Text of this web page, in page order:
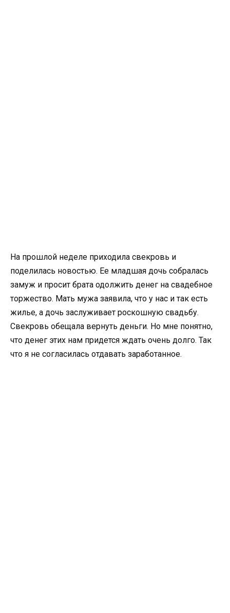
На прошлой неделе приходила свекровь и
поделилась новостью. Ее младшая дочь собралась
замуж и просит брата одолжить денег на свадебное
торжество. Мать мужа заявила, что у нас и так есть
жилье, а дочь заслуживает роскошную свадьбу.
Свекровь обещала вернуть деньги. Но мне понятно,
что денег этих нам придется ждать очень долго. Так
что я не согласилась отдавать заработанное.